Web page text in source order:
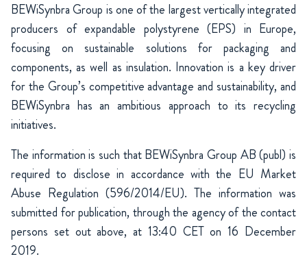
BEWiSynbra Group is one of the largest vertically integrated
producers of expandable polystyrene (EPS) in Europe,
focusing on sustainable solutions for packaging and
components, as well as insulation. Innovation is a key driver
for the Group’s competitive advantage and sustainability, and
BEWiSynbra has an ambitious approach to its recycling
initiatives.
The information is such that BEWiSynbra Group AB (publ) is
required to disclose in accordance with the EU Market
Abuse Regulation (596/2014/EU). The information was
submitted for publication, through the agency of the contact
persons set out above, at 13:40 CET on 16 December
2019.